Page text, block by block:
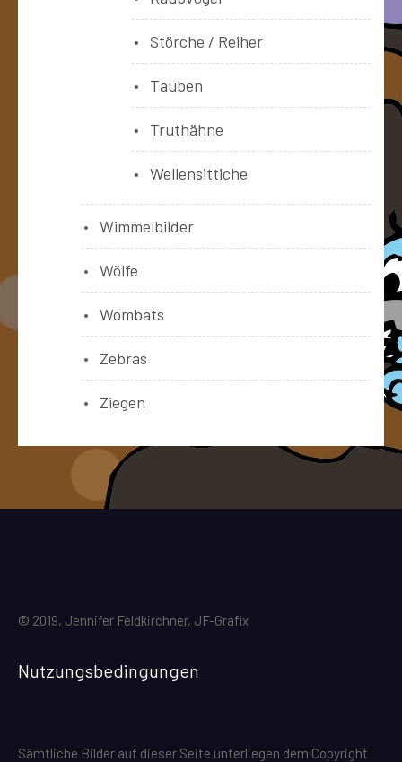
Störche / Reiher
Tauben
Truthähne
Wellensittiche
Wimmelbilder
Wölfe
Wombats
Zebras
Ziegen
© 2019, Jennifer Feldkirchner, JF-Grafix
Nutzungsbedingungen
Sämtliche Bilder auf dieser Seite unterliegen dem Copyright